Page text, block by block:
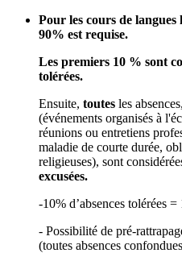
Pour les cours de
90% est requise.
Les premiers 10 % sont
tolérées.
Ensuite, toutes les
(événements organisés à
réunions ou entretiens
maladie de courte durée,
religieuses), sont
excusées.
-10% d’absences tolérées
- Possibilité de pré-
(toutes absences